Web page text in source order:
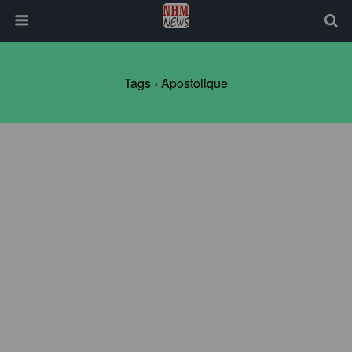
Tags › Apostolique